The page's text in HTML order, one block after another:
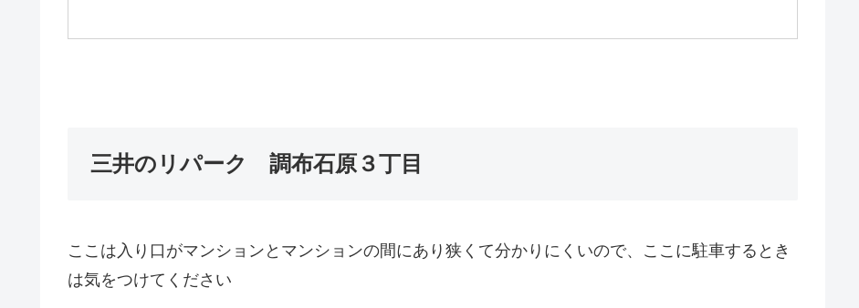
三井のリパーク 調布石原３丁目
ここは入り口がマンションとマンションの間にあり狭くて分かりにくいので、ここに駐車するとき
は気をつけてください